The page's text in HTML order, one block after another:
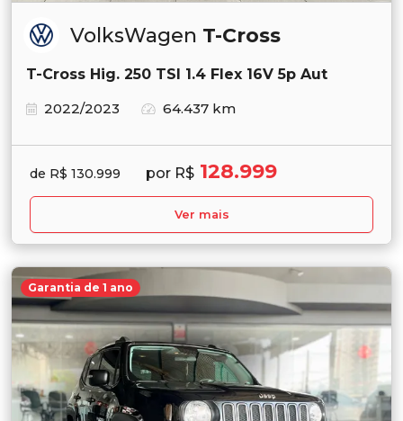
VolksWagen T-Cross
T-Cross Hig. 250 TSI 1.4 Flex 16V 5p Aut
2022/2023
64.437 km
de R$ 130.999 por R$ 128.999
Ver mais
Garantia de 1 ano